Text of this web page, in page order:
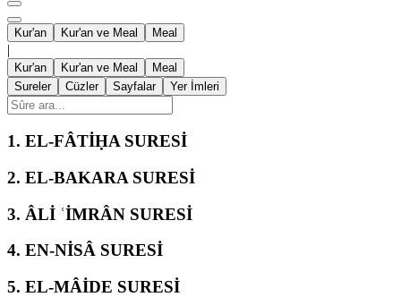
Kur'an Kur'an ve Meal Meal
|
Kur'an Kur'an ve Meal
Meal
Sureler
Cüzler Sayfalar Yer İmleri
1. EL-FÂTİḤA SURESİ
2. EL-BAKARA SURESİ
3. ÂLİ ʿİMRÂN SURESİ
4. EN-NİSÂ SURESİ
5. EL-MÂİDE SURESİ